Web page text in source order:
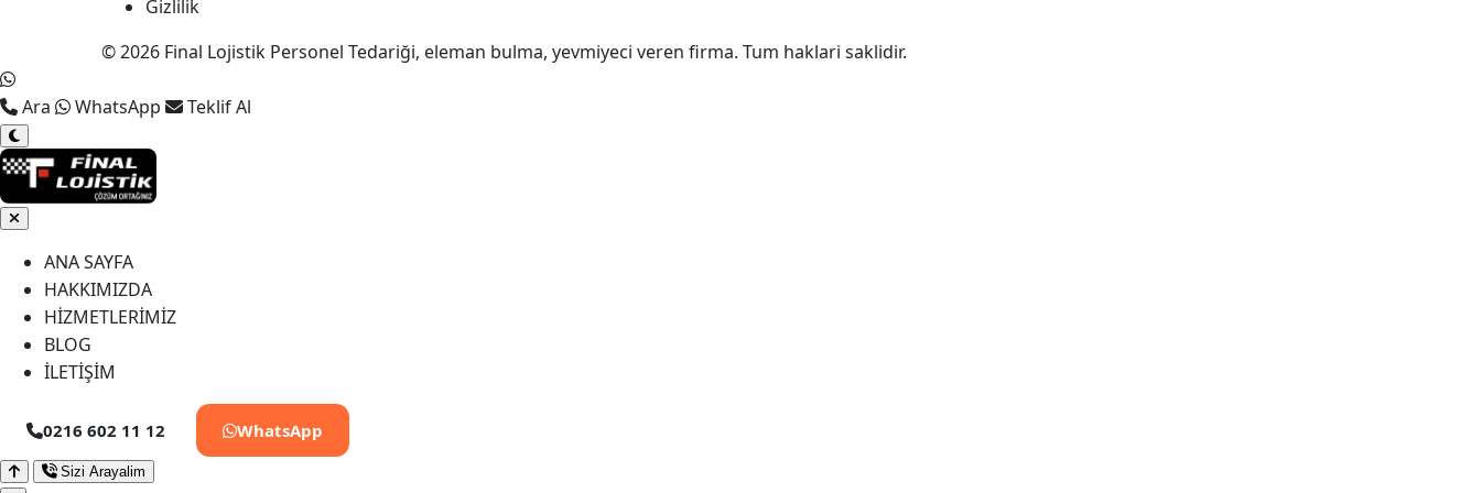
Gizlilik
© 2026 Final Lojistik Personel Tedariği, eleman bulma, yevmiyeci veren firma. Tum haklari saklidir.
Ara WhatsApp Teklif Al
ANA SAYFA
HAKKIMIZDA
HİZMETLERİMİZ
BLOG
İLETİŞİM
0216 602 11 12 WhatsApp
Sizi Arayalim